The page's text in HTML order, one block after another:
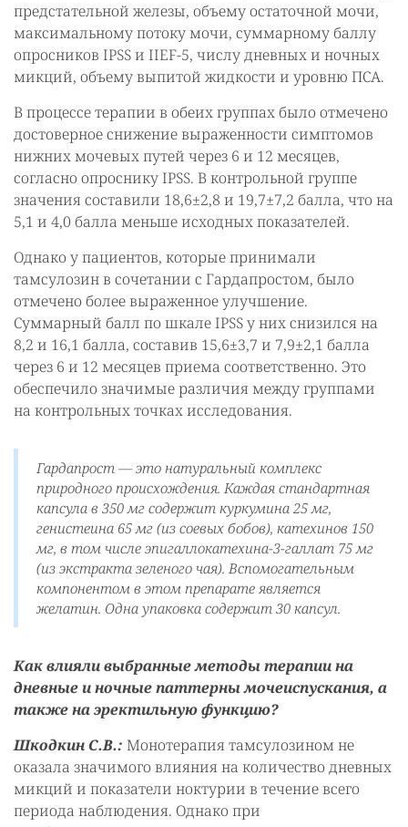
предстательной железы, объему остаточной мочи,
максимальному потоку мочи, суммарному баллу
опросников IPSS и IIEF-5, числу дневных и ночных
микций, объему выпитой жидкости и уровню ПСА.
В процессе терапии в обеих группах было отмечено
достоверное снижение выраженности симптомов
нижних мочевых путей через 6 и 12 месяцев,
согласно опроснику IPSS. В контрольной группе
значения составили 18,6±2,8 и 19,7±7,2 балла, что на
5,1 и 4,0 балла меньше исходных показателей.
Однако у пациентов, которые принимали
тамсулозин в сочетании с Гардапростом, было
отмечено более выраженное улучшение.
Суммарный балл по шкале IPSS у них снизился на
8,2 и 16,1 балла, составив 15,6±3,7 и 7,9±2,1 балла
через 6 и 12 месяцев приема соответственно. Это
обеспечило значимые различия между группами
на контрольных точках исследования.
Гардапрост — это натуральный комплекс
природного происхождения. Каждая стандартная
капсула в 350 мг содержит куркумина 25 мг,
генистеина 65 мг (из соевых бобов), катехинов 150
мг, в том числе эпигаллокатехина-3-галлат 75 мг
(из экстракта зеленого чая). Вспомогательным
компонентом в этом препарате является
желатин. Одна упаковка содержит 30 капсул.
Как влияли выбранные методы терапии на
дневные и ночные паттерны мочеиспускания, а
также на эректильную функцию?
Шкодкин С.В.: Монотерапия тамсулозином не
оказала значимого влияния на количество дневных
микций и показатели ноктурии в течение всего
периода наблюдения. Однако при